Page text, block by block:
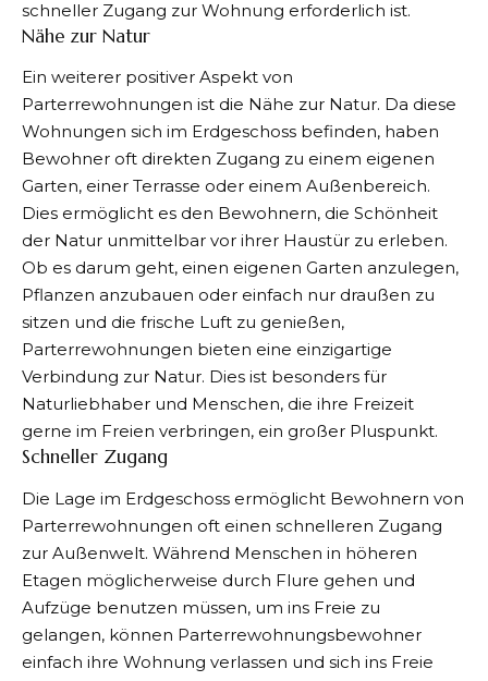
schneller Zugang zur Wohnung erforderlich ist.
Nähe zur Natur
Ein weiterer positiver Aspekt von
Parterrewohnungen ist die Nähe zur Natur. Da diese
Wohnungen sich im Erdgeschoss befinden, haben
Bewohner oft direkten Zugang zu einem eigenen
Garten, einer Terrasse oder einem Außenbereich.
Dies ermöglicht es den Bewohnern, die Schönheit
der Natur unmittelbar vor ihrer Haustür zu erleben.
Ob es darum geht, einen eigenen Garten anzulegen,
Pflanzen anzubauen oder einfach nur draußen zu
sitzen und die frische Luft zu genießen,
Parterrewohnungen bieten eine einzigartige
Verbindung zur Natur. Dies ist besonders für
Naturliebhaber und Menschen, die ihre Freizeit
gerne im Freien verbringen, ein großer Pluspunkt.
Schneller Zugang
Die Lage im Erdgeschoss ermöglicht Bewohnern von
Parterrewohnungen oft einen schnelleren Zugang
zur Außenwelt. Während Menschen in höheren
Etagen möglicherweise durch Flure gehen und
Aufzüge benutzen müssen, um ins Freie zu
gelangen, können Parterrewohnungsbewohner
einfach ihre Wohnung verlassen und sich ins Freie